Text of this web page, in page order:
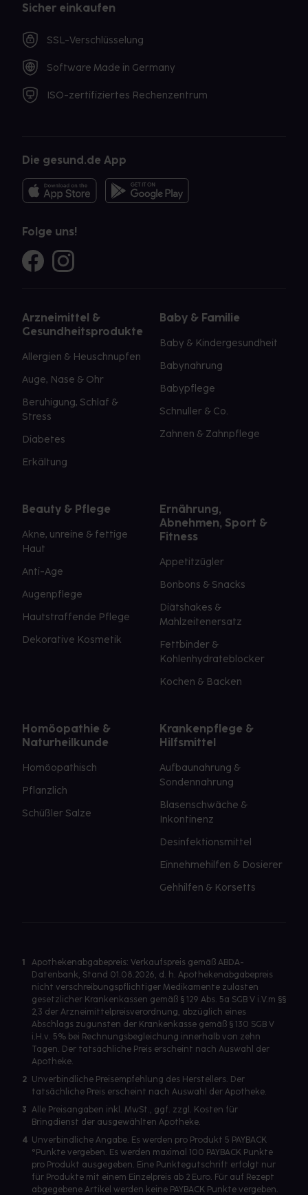
Sicher einkaufen
SSL-Verschlüsselung
Software Made in Germany
ISO-zertifiziertes Rechenzentrum
Die gesund.de App
Folge uns!
Arzneimittel &
Gesundheitsprodukte
Allergien & Heuschnupfen
Auge, Nase & Ohr
Beruhigung, Schlaf &
Stress
Diabetes
Erkältung
Baby & Familie
Baby & Kindergesundheit
Babynahrung
Babypflege
Schnuller & Co.
Zahnen & Zahnpflege
Beauty & Pflege
Akne, unreine & fettige
Haut
Anti-Age
Augenpflege
Hautstraffende Pflege
Dekorative Kosmetik
Ernährung,
Abnehmen, Sport &
Fitness
Appetitzügler
Bonbons & Snacks
Diätshakes &
Mahlzeitenersatz
Fettbinder &
Kohlenhydrateblocker
Kochen & Backen
Homöopathie &
Naturheilkunde
Homöopathisch
Pflanzlich
Schüßler Salze
Krankenpflege &
Hilfsmittel
Aufbaunahrung &
Sondennahrung
Blasenschwäche &
Inkontinenz
Desinfektionsmittel
Einnehmehilfen & Dosierer
Gehhilfen & Korsetts
1
Apothekenabgabepreis: Verkaufspreis gemäß ABDA-
Datenbank, Stand 01.08.2026, d. h. Apothekenabgabepreis
nicht verschreibungspflichtiger Medikamente zulasten
gesetzlicher Krankenkassen gemäß § 129 Abs. 5a SGB V i.V.m §§
2,3 der Arzneimittelpreisverordnung, abzüglich eines
Abschlags zugunsten der Krankenkasse gemäß § 130 SGB V
i.H.v. 5% bei Rechnungsbegleichung innerhalb von zehn
Tagen. Der tatsächliche Preis erscheint nach Auswahl der
Apotheke.
2 Unverbindliche Preisempfehlung des Herstellers. Der
tatsächliche Preis erscheint nach Auswahl der Apotheke.
3 Alle Preisangaben inkl. MwSt., ggf. zzgl. Kosten für
Bringdienst der ausgewählten Apotheke.
4 Unverbindliche Angabe. Es werden pro Produkt 5 PAYBACK
°Punkte vergeben. Es werden maximal 100 PAYBACK Punkte
pro Produkt ausgegeben. Eine Punktegutschrift erfolgt nur
für Produkte mit einem Einzelpreis ab 2 Euro. Für auf Rezept
abgegebene Artikel werden keine PAYBACK Punkte vergeben.